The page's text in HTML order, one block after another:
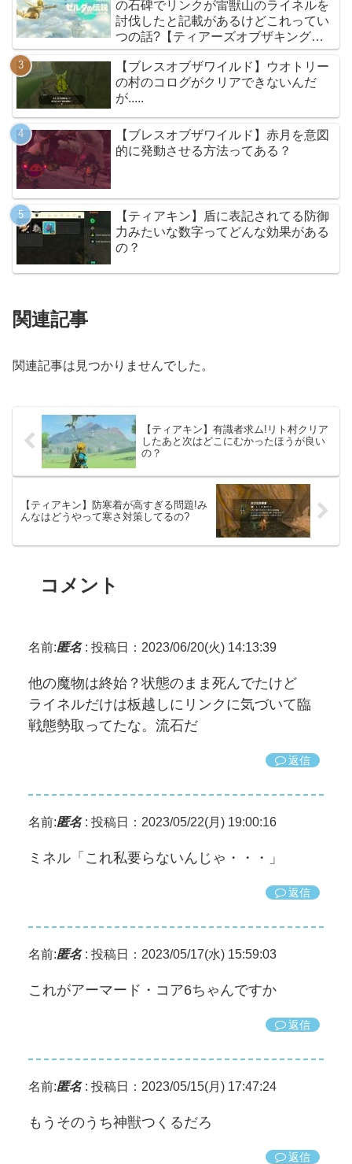
の石碑でリンクが雷獣山のライネルを
討伐したと記載があるけどこれってい
つの話?【ティアーズオブザキングダ
ム】
【ブレスオブザワイルド】ウオトリー
の村のコログがクリアできないんだ
が.....
【ブレスオブザワイルド】赤月を意図
的に発動させる方法ってある？
【ティアキン】盾に表記されてる防御
力みたいな数字ってどんな効果がある
の？
関連記事
関連記事は見つかりませんでした。
【ティアキン】有識者求ム!リト村クリア
したあと次はどこにむかったほうが良い
の？
【ティアキン】防寒着が高すぎる問題!み
んなはどうやって寒さ対策してるの?
コメント
名前:匿名: 投稿日：2023/06/20(火) 14:13:39
他の魔物は終始？状態のまま死んでたけど
ライネルだけは板越しにリンクに気づいて臨
戦態勢取ってたな。流石だ
返信
名前:匿名: 投稿日：2023/05/22(月) 19:00:16
ミネル「これ私要らないんじゃ・・・」
返信
名前:匿名: 投稿日：2023/05/17(水) 15:59:03
これがアーマード・コア6ちゃんですか
返信
名前:匿名: 投稿日：2023/05/15(月) 17:47:24
もうそのうち神獣つくるだろ
返信